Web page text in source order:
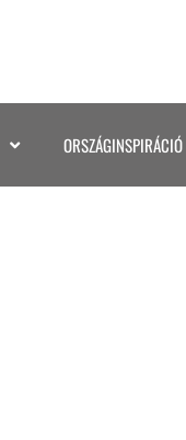
ORSZÁGINSPIRÁCIÓ